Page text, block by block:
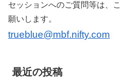
セッションへのご質問等は、
願いします。
trueblue@mbf.nifty.com
最近の投稿